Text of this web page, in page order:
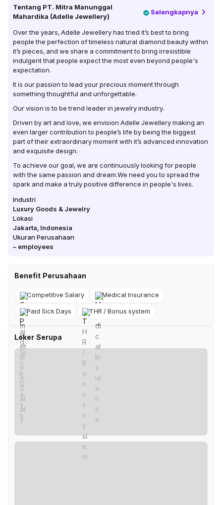
Tentang PT. Mitra Manunggal
Mahardika (Adelle Jewellery)
Selengkapnya
Over the years, Adelle Jewellery has tried it’s best to bring
people the perfection of timeless natural diamond beauty within
it’s pieces, and we share a commitment to bring irresistible
indulgent that people expect the most even beyond people's
expectation.
It is our passion to lead your precious moment through
something thoughtful and unforgettable.
Our vision is to be trend leader in jewelry industry.
Driven by art and love, we envision Adelle Jewellery making an
even larger contribution to people’s life by being the biggest
part of their extraordinary moment with it’s advanced innovation
and exquisite design.
To achieve our goal, we are continuously looking for people
with the same passion and dream.We need you to spread the
spark and make a truly positive difference in people's lives.
Industri
Luxury Goods & Jewelry
Lokasi
Jakarta Indonesia
Ukuran Perusahaan
– employees
Benefit Perusahaan
Competitive Salary Medical Insurance
Paid Sick Days THR / Bonus system
Loker Serupa